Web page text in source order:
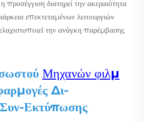
προσέγγιση διατηρεί την ακεραιότητα
επεκτεταμένων λειτουργιών
την ανάγκη παρέμβασης
Μηχανών φιλμ
Δι-
Εκτύπωσης